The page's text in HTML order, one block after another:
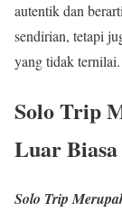
autentik dan
sendirian, tetapi
yang tidak ternilai.
Solo Trip
Luar Biasa
Solo Trip